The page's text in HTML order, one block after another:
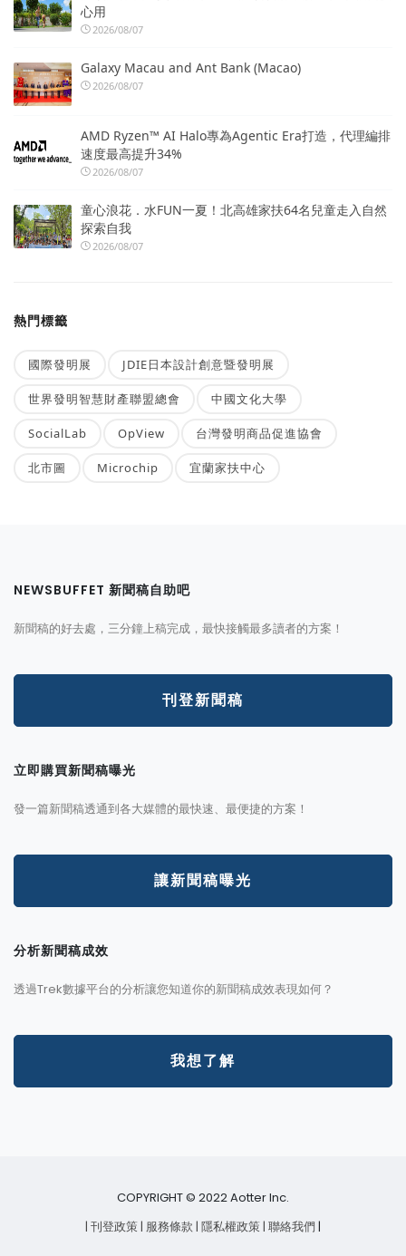
心用
2026/08/07
Galaxy Macau and Ant Bank (Macao)
2026/08/07
AMD Ryzen™ AI Halo專為Agentic Era打造，代理編排
速度最高提升34%
2026/08/07
童心浪花．水FUN一夏！北高雄家扶64名兒童走入自然
探索自我
2026/08/07
熱門標籤
國際發明展 JDIE日本設計創意暨發明展
世界發明智慧財產聯盟總會 中國文化大學
SocialLab OpView 台灣發明商品促進協會
北市圖 Microchip 宜蘭家扶中心
NEWSBUFFET 新聞稿自助吧
新聞稿的好去處，三分鐘上稿完成，最快接觸最多讀者的方案！
刊登新聞稿
立即購買新聞稿曝光
發一篇新聞稿透通到各大媒體的最快速、最便捷的方案！
讓新聞稿曝光
分析新聞稿成效
透過Trek數據平台的分析讓您知道你的新聞稿成效表現如何？
我想了解
COPYRIGHT © 2022 Aotter Inc.
| 刊登政策| 服務條款 | 隱私權政策| 聯絡我們 |